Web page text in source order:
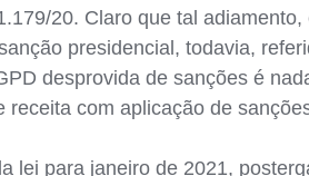
20. Claro que tal
presidencial, todavia,
desprovida de sanções é
receita com aplicação de
lei para janeiro de 2021,